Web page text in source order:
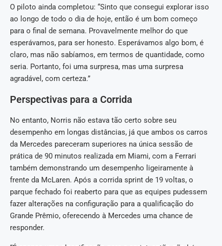
O piloto ainda completou: “Sinto que consegui explorar isso
ao longo de todo o dia de hoje, então é um bom começo
para o final de semana. Provavelmente melhor do que
esperávamos, para ser honesto. Esperávamos algo bom, é
claro, mas não sabíamos, em termos de quantidade, como
seria. Portanto, foi uma surpresa, mas uma surpresa
agradável, com certeza.”
Perspectivas para a Corrida
No entanto, Norris não estava tão certo sobre seu
desempenho em longas distâncias, já que ambos os carros
da Mercedes pareceram superiores na única sessão de
prática de 90 minutos realizada em Miami, com a Ferrari
também demonstrando um desempenho ligeiramente à
frente da McLaren. Após a corrida sprint de 19 voltas, o
parque fechado foi reaberto para que as equipes pudessem
fazer alterações na configuração para a qualificação do
Grande Prêmio, oferecendo à Mercedes uma chance de
responder.